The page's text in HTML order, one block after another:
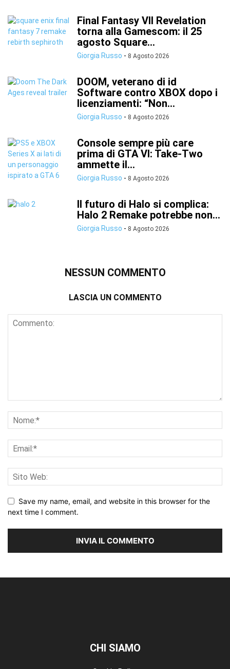
Final Fantasy VII Revelation
torna alla Gamescom: il 25
agosto Square...
Giorgia Russo - 8 Agosto 2026
DOOM, veterano di id
Software contro XBOX dopo i
licenziamenti: “Non...
Giorgia Russo - 8 Agosto 2026
Console sempre più care
prima di GTA VI: Take-Two
ammette il...
Giorgia Russo - 8 Agosto 2026
Il futuro di Halo si complica:
Halo 2 Remake potrebbe non...
Giorgia Russo - 8 Agosto 2026
NESSUN COMMENTO
LASCIA UN COMMENTO
Save my name, email, and website in this browser for the
next time I comment.
CHI SIAMO